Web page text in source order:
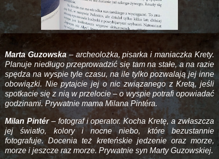
Marta Guzowska– archeolożka, pisarka i maniaczka Krety.
Planuje niedługo przeprowadzić się tam na stałe, a na razie
spędza na wyspie tyle czasu, na ile tylko pozwalają jej inne
obowiązki. Nie pytajcie jej o nic związanego z Kretą, jeśli
spotkacie się z nią w przelocie – o wyspie potrafi opowiadać
godzinami. Prywatnie mama Milana Pintéra.
Milan Pintér– fotograf i operator. Kocha Kretę, a zwłaszcza
jej światło, kolory i nocne niebo, które bezustannie
fotografuje. Docenia też kreteńskie jedzenie oraz morze,
morze i jeszcze raz morze. Prywatnie syn Marty Guzowskiej.